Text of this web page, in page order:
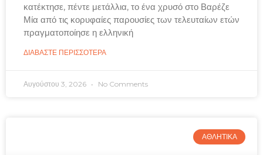
κατέκτησε, πέντε μετάλλια, το ένα χρυσό στο Βαρέζε
Μία από τις κορυφαίες παρουσίες των τελευταίων ετών
πραγματοποίησε η ελληνική
ΔΙΑΒΑΣΤΕ ΠΕΡΙΣΣΟΤΕΡΑ
Αυγούστου 3, 2026 No Comments
ΑΘΛΗΤΙΚΑ